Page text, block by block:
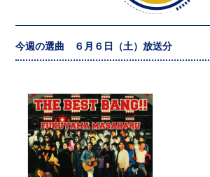
今週の選曲 ６月６日（土）放送分